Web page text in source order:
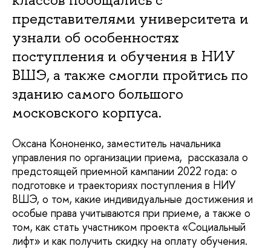
представителями университета и
узнали об особенностях
поступления и обучения в НИУ
ВШЭ, а также смогли пройтись по
зданию самого большого
московского корпуса.
Оксана Кононенко, заместитель начальника
управления по организации приема, рассказала о
предстоящей приемной кампании 2022 года: о
подготовке и траекториях поступления в НИУ
ВШЭ, о том, какие индивидуальные достижения и
особые права учитываются при приеме, а также о
том, как стать участником проекта «Социальный
лифт» и как получить скидку на оплату обучения.